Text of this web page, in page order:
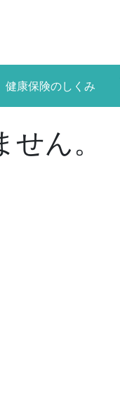
健康保険のしくみ
ん。